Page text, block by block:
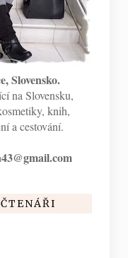
Slovensko.
na Slovensku,
knih,
a cestování.